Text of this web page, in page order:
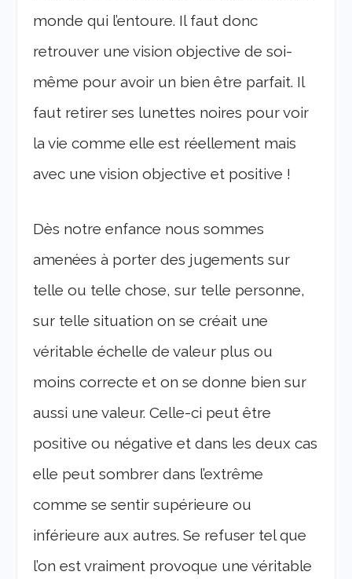
monde qui l’entoure. Il faut donc
retrouver une vision objective de soi-
même pour avoir un bien être parfait. Il
faut retirer ses lunettes noires pour voir
la vie comme elle est réellement mais
avec une vision objective et positive !
Dès notre enfance nous sommes
amenées à porter des jugements sur
telle ou telle chose, sur telle personne,
sur telle situation on se créait une
véritable échelle de valeur plus ou
moins correcte et on se donne bien sur
aussi une valeur. Celle-ci peut être
positive ou négative et dans les deux cas
elle peut sombrer dans l’extrême
comme se sentir supérieure ou
inférieure aux autres. Se refuser tel que
l’on est vraiment provoque une véritable